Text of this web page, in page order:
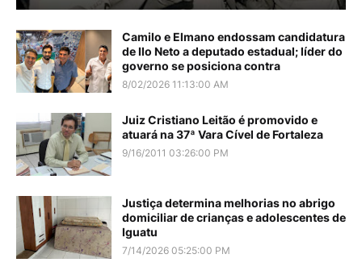
Camilo e Elmano endossam candidatura
de Ilo Neto a deputado estadual; líder do
governo se posiciona contra
8/02/2026 11:13:00 AM
Juiz Cristiano Leitão é promovido e
atuará na 37ª Vara Cível de Fortaleza
9/16/2011 03:26:00 PM
Justiça determina melhorias no abrigo
domiciliar de crianças e adolescentes de
Iguatu
7/14/2026 05:25:00 PM